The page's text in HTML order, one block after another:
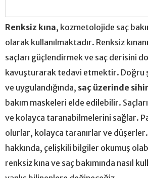
Renksiz kına, kozmetolojide saç
olarak kullanılmaktadır. Renksiz
saçları güçlendirmek ve saç derisini
kavuşturarak tedavi etmektir. Doğru
ve uygulandığında, saç üzerinde
bakım maskeleri elde edilebilir.
ve kolayca taranabilmelerini sağlar.
olurlar, kolayca taranırlar ve
hakkında, çelişkili bilgiler okumuş
renksiz kına ve saç bakımında nasıl